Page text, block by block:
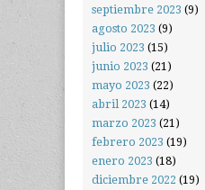
septiembre 2023 (9)
agosto 2023 (9)
julio 2023 (15)
junio 2023 (21)
mayo 2023 (22)
abril 2023 (14)
marzo 2023 (21)
febrero 2023 (19)
enero 2023 (18)
diciembre 2022 (19)